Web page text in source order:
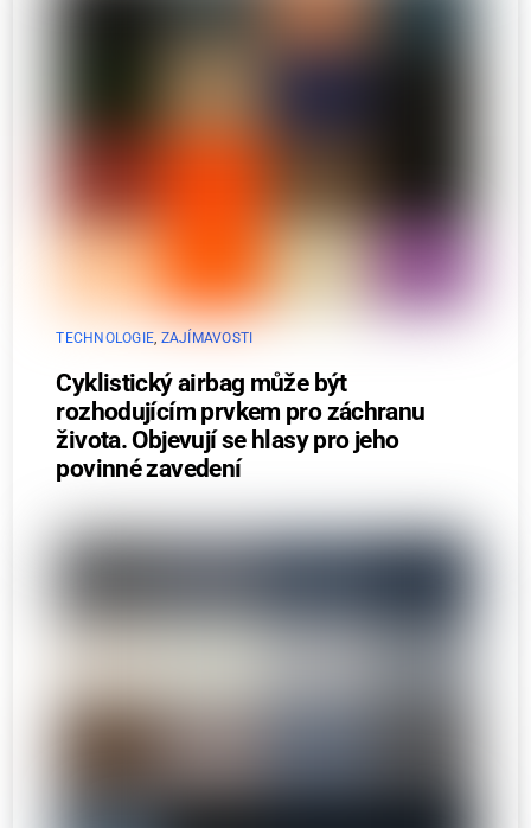
TECHNOLOGIE, ZAJÍMAVOSTI
Cyklistický airbag může být
rozhodujícím prvkem pro záchranu
života. Objevují se hlasy pro jeho
povinné zavedení